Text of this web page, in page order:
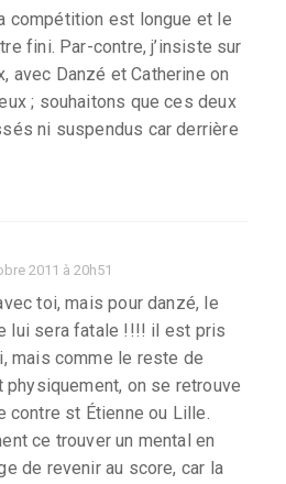
compétition est longue et le
fini. Par-contre, j’insiste sur
avec Danzé et Catherine on
; souhaitons que ces deux
ni suspendus car derrière
2011 à 20h51
toi, mais pour danzé, le
lui sera fatale !!!! il est pris
mais comme le reste de
physiquement, on se retrouve
contre st Étienne ou Lille.
ce trouver un mental en
de revenir au score, car la